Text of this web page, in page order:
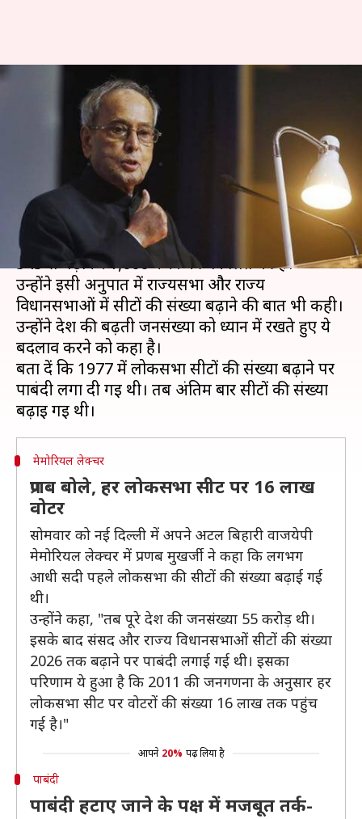
प्रणब मुखर्जी ने की लोकसभा सीटों की
संख्या 1,000 करने की वकालत,
जनसंख्या को बनाया आधार
Dec 17, 2019
क्या है खबर?
पूर्व राष्ट्रपति प्रणब मुखर्जी ने लोकसभा में सीटों की संख्या
545 से बढ़ाकर 1,000 करने की वकालत की है।
उन्होंने इसी अनुपात में राज्यसभा और राज्य
विधानसभाओं में सीटों की संख्या बढ़ाने की बात भी कही।
उन्होंने देश की बढ़ती जनसंख्या को ध्यान में रखते हुए ये
बदलाव करने को कहा है।
बता दें कि 1977 में लोकसभा सीटों की संख्या बढ़ाने पर
पाबंदी लगा दी गई थी। तब अंतिम बार सीटों की संख्या
मेमोरियल लेक्चर
प्रणब बोले, हर लोकसभा सीट पर 16 लाख
वोटर
सोमवार को नई दिल्ली में अपने अटल बिहारी वाजयेपी
मेमोरियल लेक्चर में प्रणब मुखर्जी ने कहा कि लगभग
आधी सदी पहले लोकसभा की सीटों की संख्या बढ़ाई गई
थी।
उन्होंने कहा, "तब पूरे देश की जनसंख्या 55 करोड़ थी।
इसके बाद संसद और राज्य विधानसभाओं सीटों की संख्या
2026 तक बढ़ाने पर पाबंदी लगाई गई थी। इसका
परिणाम ये हुआ है कि 2011 की जनगणना के अनुसार हर
लोकसभा सीट पर वोटरों की संख्या 16 लाख तक पहुंच
गई है।"
आपने 20% पढ़ लिया है
पाबंदी
पाबंदी हटाए जाने के पक्ष में मजबूत तर्क-